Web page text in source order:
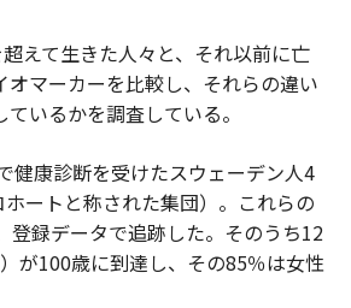
えて生きた人々と、それ以前に亡
オマーカーを比較し、それらの違い
いるかを調査している。
健康診断を受けたスウェーデン人4
ートと称された集団）。これらの
登録データで追跡した。そのうち12
が100歳に到達し、その85％は女性